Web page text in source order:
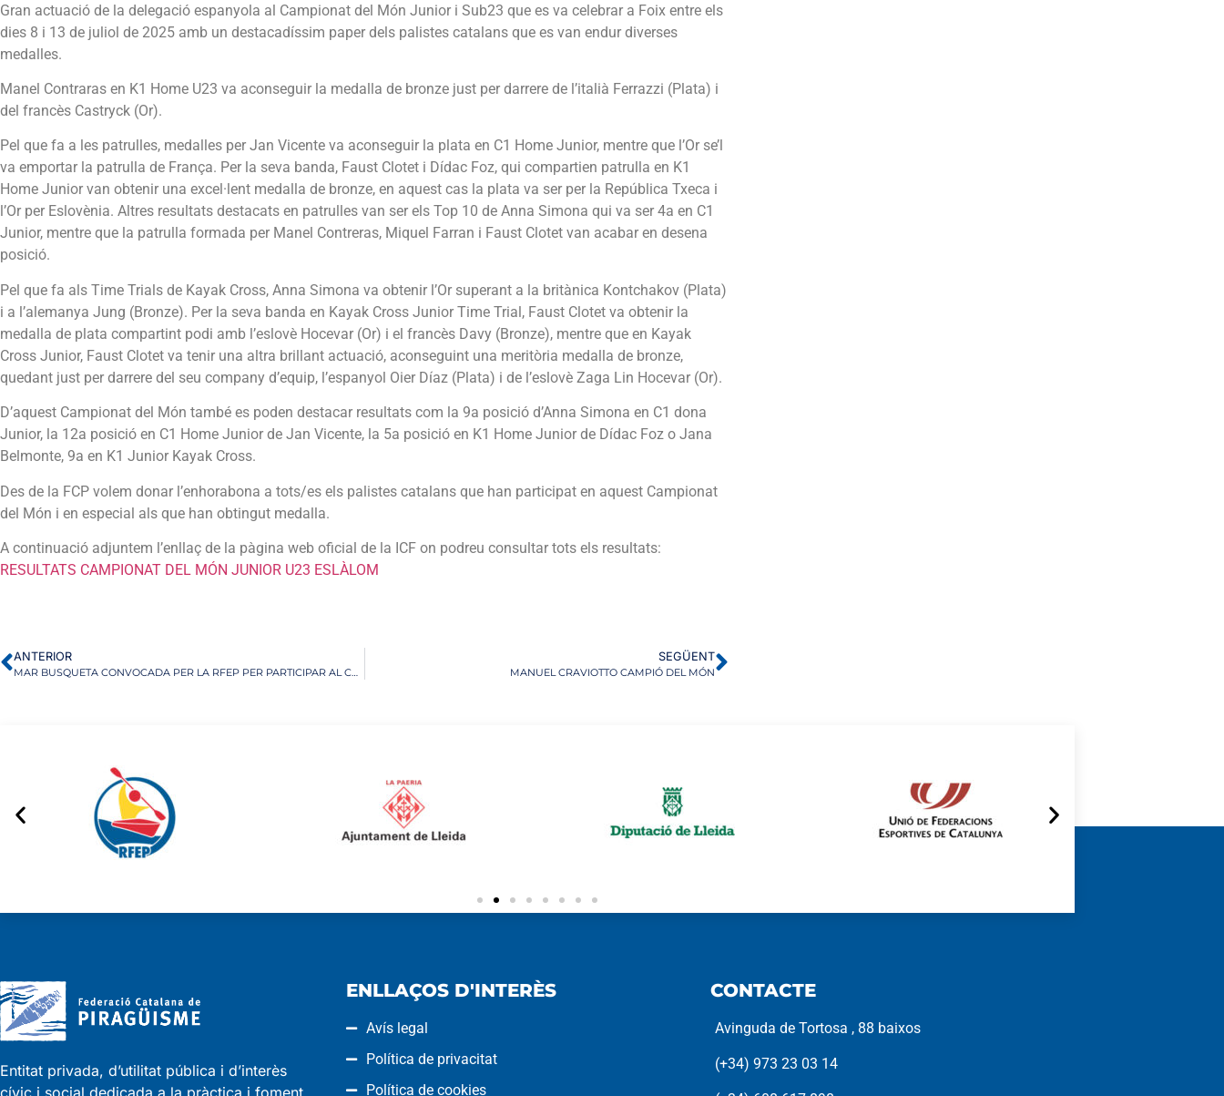
Gran actuació de la delegació espanyola al Campionat del Món Junior i Sub23 que es va celebrar a Foix entre els
dies 8 i 13 de juliol de 2025 amb un destacadíssim paper dels palistes catalans que es van endur diverses
medalles.
Manel Contraras en K1 Home U23 va aconseguir la medalla de bronze just per darrere de l’italià Ferrazzi (Plata) i
del francès Castryck (Or).
Pel que fa a les patrulles, medalles per Jan Vicente va aconseguir la plata en C1 Home Junior, mentre que l’Or se’l
va emportar la patrulla de França. Per la seva banda, Faust Clotet i Dídac Foz, qui compartien patrulla en K1
Home Junior van obtenir una excel·lent medalla de bronze, en aquest cas la plata va ser per la República Txeca i
l’Or per Eslovènia. Altres resultats destacats en patrulles van ser els Top 10 de Anna Simona qui va ser 4a en C1
Junior, mentre que la patrulla formada per Manel Contreras, Miquel Farran i Faust Clotet van acabar en desena
posició.
Pel que fa als Time Trials de Kayak Cross, Anna Simona va obtenir l’Or superant a la britànica Kontchakov (Plata)
i a l’alemanya Jung (Bronze). Per la seva banda en Kayak Cross Junior Time Trial, Faust Clotet va obtenir la
medalla de plata compartint podi amb l’eslovè Hocevar (Or) i el francès Davy (Bronze), mentre que en Kayak
Cross Junior, Faust Clotet va tenir una altra brillant actuació, aconseguint una meritòria medalla de bronze,
quedant just per darrere del seu company d’equip, l’espanyol Oier Díaz (Plata) i de l’eslovè Zaga Lin Hocevar (Or).
D’aquest Campionat del Món també es poden destacar resultats com la 9a posició d’Anna Simona en C1 dona
Junior, la 12a posició en C1 Home Junior de Jan Vicente, la 5a posició en K1 Home Junior de Dídac Foz o Jana
Belmonte, 9a en K1 Junior Kayak Cross.
Des de la FCP volem donar l’enhorabona a tots/es els palistes catalans que han participat en aquest Campionat
del Món i en especial als que han obtingut medalla.
A continuació adjuntem l’enllaç de la pàgina web oficial de la ICF on podreu consultar tots els resultats:
RESULTATS CAMPIONAT DEL MÓN JUNIOR U23 ESLÀLOM
ANTERIOR SEGÜENT
MANUEL CRAVIOTTO CAMPIÓ DEL MÓN
Entitat privada, d’utilitat pública i d’interès
cívic i social dedicada a la pràctica i foment
ENLLAÇOS D'INTERÈS
Avís legal
Política de privacitat
Política de cookies
CONTACTE
Avinguda de Tortosa , 88 baixos
(+34) 973 23 03 14